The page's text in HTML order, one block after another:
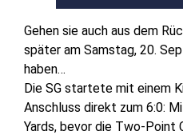
Gehen sie auch aus dem
später am Samstag, 20.
haben…
Die SG startete mit einem
Anschluss direkt zum 6:0:
Yards, bevor die Two-Point